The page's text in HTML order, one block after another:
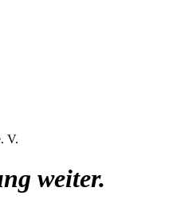
V.
weiter.